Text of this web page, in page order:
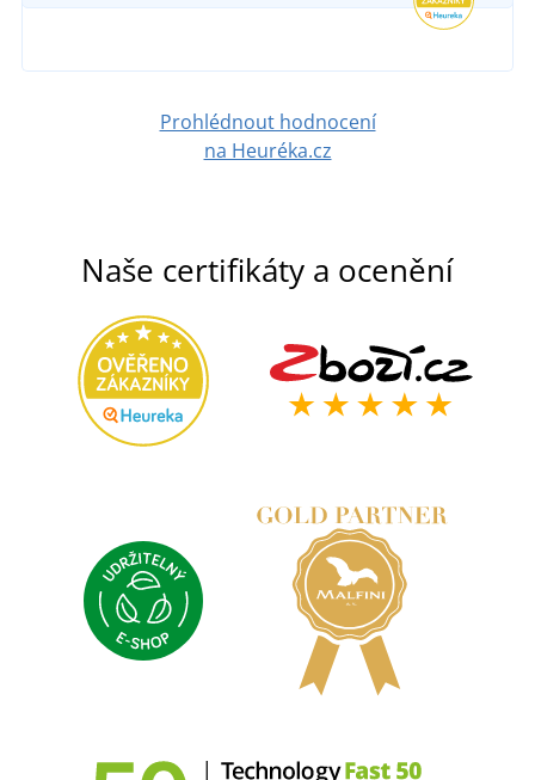
Prohlédnout hodnocení
na Heuréka.cz
Naše certifikáty a ocenění